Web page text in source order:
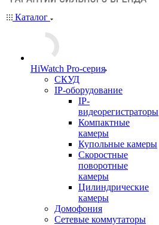
Каталог
HiWatch Pro-серия
CКУД
IP-оборудование
IP-
видеорегистраторы
Компактные
камеры
Купольные камеры
Скоростные
поворотные
камеры
Цилиндрические
камеры
Домофония
Сетевые коммутаторы